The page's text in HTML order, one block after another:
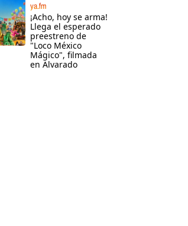
ya.fm
¡Acho, hoy se arma!
Llega el esperado
preestreno de
"Loco México
Mágico", filmada
en Alvarado